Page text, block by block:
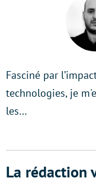
Fasciné par
technologies, je
les…
La rédaction